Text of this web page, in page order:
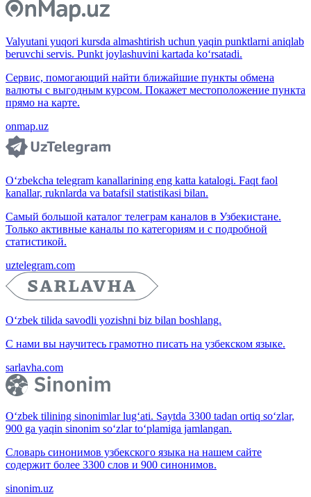
Valyutani yuqori kursda almashtirish uchun yaqin punktlarni aniqlab
beruvchi servis. Punkt joylashuvini kartada ko‘rsatadi.
Сервис, помогающий найти ближайшие пункты обмена
валюты с выгодным курсом. Покажет местоположение пункта
прямо на карте.
onmap.uz
O‘zbekcha telegram kanallarining eng katta katalogi. Faqt faol
kanallar, ruknlarda va batafsil statistikasi bilan.
Самый большой каталог телеграм каналов в Узбекистане.
Только активные каналы по категориям и с подробной
статистикой.
uztelegram.com
O‘zbek tilida savodli yozishni biz bilan boshlang.
С нами вы научитесь грамотно писать на узбекском языке.
sarlavha.com
O‘zbek tilining sinonimlar lug‘ati. Saytda 3300 tadan ortiq so‘zlar,
900 ga yaqin sinonim so‘zlar to‘plamiga jamlangan.
Словарь синонимов узбекского языка на нашем сайте
содержит более 3300 слов и 900 синонимов.
sinonim.uz